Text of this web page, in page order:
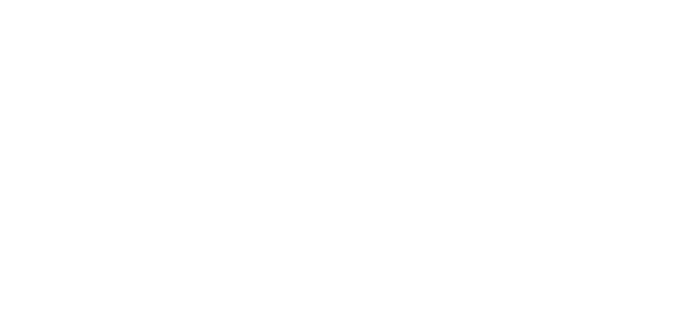
와정의(천막 뭉치를 상세 페이지